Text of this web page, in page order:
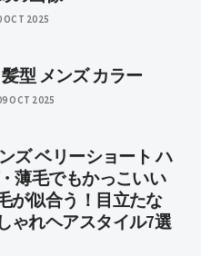
OCT 2025
髪型 メンズ カラー
OCT 2025
ズ ベリーショート ハ
薄毛でもかっこいい
が似合う！目立たな
ゃれヘアスタイル7選